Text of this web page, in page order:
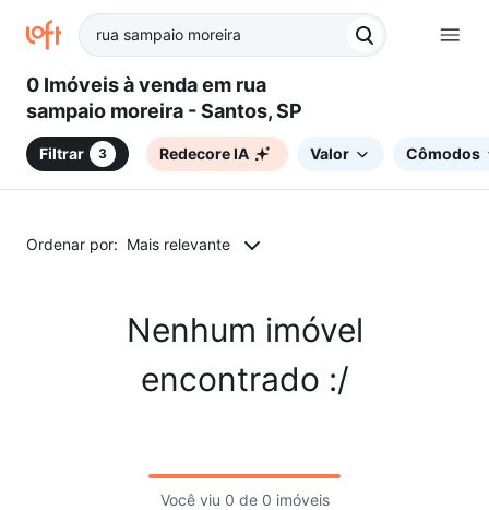
0 Imóveis à venda em rua
sampaio moreira - Santos, SP
Filtrar 3 Redecore IA Valor Cômodos
Ordenar por: Mais relevante
Nenhum imóvel
encontrado :/
Você viu 0 de 0 imóveis